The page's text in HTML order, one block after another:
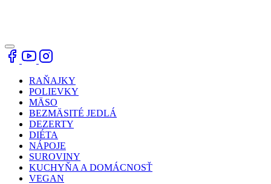
RAŇAJKY
POLIEVKY
MÄSO
BEZMÄSITÉ JEDLÁ
DEZERTY
DIÉTA
NÁPOJE
SUROVINY
KUCHYŇA A DOMÁCNOSŤ
VEGAN